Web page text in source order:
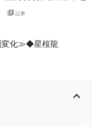
記事
変化≫◆星桜龍